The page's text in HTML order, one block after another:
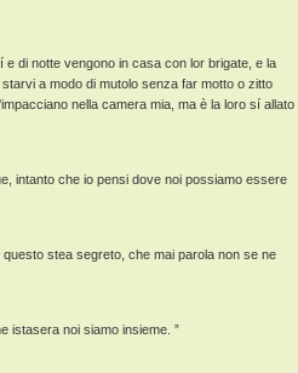
e di notte vengono in casa con lor brigate, e la
a modo di mutolo senza far motto o zitto
nella camera mia, ma è la loro sí allato
intanto che io pensi dove noi possiamo essere
stea segreto, che mai parola non se ne
istasera noi siamo insieme. ”